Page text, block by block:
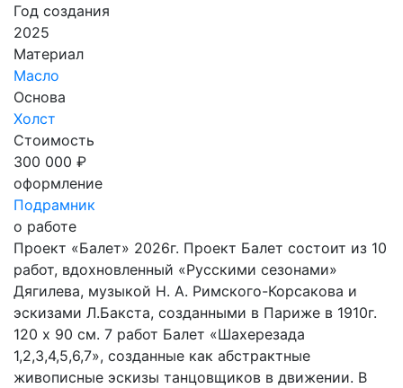
Год создания
2025
Материал
Масло
Основа
Холст
Стоимость
300 000 ₽
оформление
Подрамник
о работе
Проект «Балет» 2026г. Проект Балет состоит из 10
работ, вдохновленный «Русскими сезонами»
Дягилева, музыкой Н. А. Римского-Корсакова и
эскизами Л.Бакста, созданными в Париже в 1910г.
120 х 90 см. 7 работ Балет «Шахерезада
1,2,3,4,5,6,7», созданные как абстрактные
живописные эскизы танцовщиков в движении. В